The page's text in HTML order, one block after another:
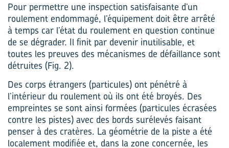
Pour permettre une inspection satisfaisante d’un
roulement endommagé, l’équipement doit être arrêté
à temps car l’état du roulement en question continue
de se dégrader. Il finit par devenir inutilisable, et
toutes les preuves des mécanismes de défaillance sont
détruites (Fig. 2).
Des corps étrangers (particules) ont pénétré à
l’intérieur du roulement où ils ont été broyés. Des
empreintes se sont ainsi formées (particules écrasées
contre les pistes) avec des bords surélevés faisant
penser à des cratères. La géométrie de la piste a été
localement modifiée et, dans la zone concernée, les